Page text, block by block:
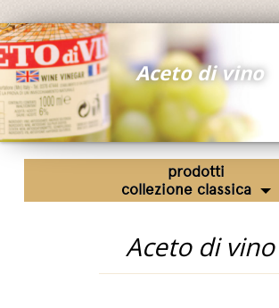
Fiere ed Eventi
Riconoscimenti
News
Egocalo
Mengazzoli TV
Mengazzoli LIVE
Aceto di vino
prodotti
collezione classica
Aceto di vino